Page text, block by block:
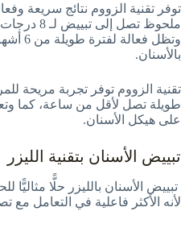
توفر تقنية الزووم نتائج سريعة
ملحوظ تصل
وتظل
بالأسنان.
تقنية الزووم توفر تجربة مريحة
طويلة تصل لأقل من ساعة، كما
على هيكل الأسنان.
تبييض الأسنان بتقنية الليزر
تبييض الأسنان بالليزر حلًّا
لأنه الأكثر فاعلية في التعامل مع